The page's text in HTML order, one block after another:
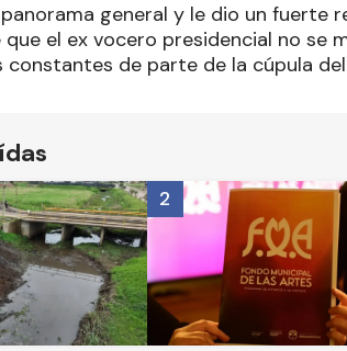
general y le dio un fuerte
el ex vocero presidencial no se
constantes de parte de la cúpula
2